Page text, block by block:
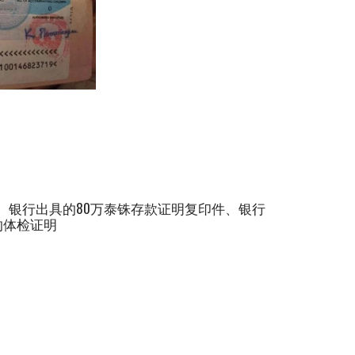
银行出具的80万泰铢存款证明复印件、银行
检证明